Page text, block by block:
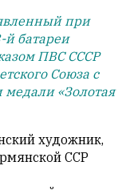
при
й батареи
ПВС СССР
Союза с
«Золотая
художник,
ССР